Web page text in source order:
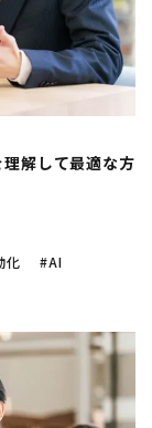
解して最適な方
化
#AI